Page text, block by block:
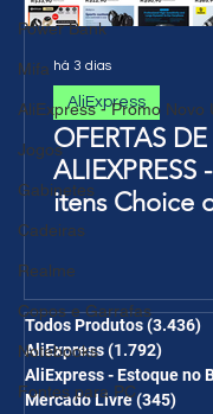
Power Bank
Mifa
AliExpress - Promo Novo
Jogos
Gabinetes
Cadeiras
Realme
Copos e Garrafas
Notebooks
Fontes para PC
OFERTAS
ALIEXPRESS
itens Choice
Página de
Ganhe Frete
desc em 6
desc em 10
CUPONS
COMBO
AliExpress
há 3 dias
Todos Produtos(3.436)
AliExpress(1.792)
AliExpress - Estoque no
Mercado Livre(345)